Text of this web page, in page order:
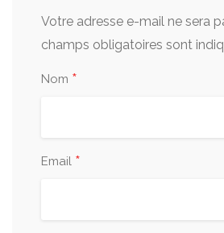
Votre adresse e-mail ne sera
champs obligatoires sont
Nom *
Email *